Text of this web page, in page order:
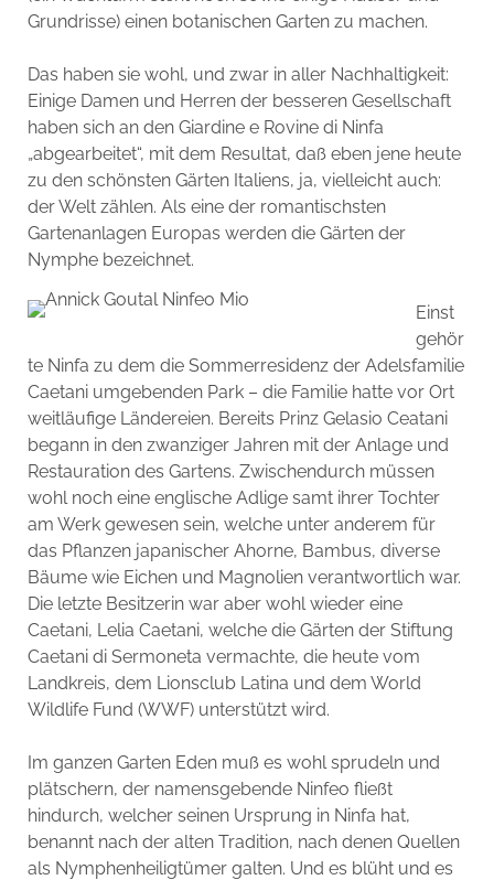
Grundrisse) einen botanischen Garten zu machen.
Das haben sie wohl, und zwar in aller Nachhaltigkeit:
Einige Damen und Herren der besseren Gesellschaft
haben sich an den Giardine e Rovine di Ninfa
„abgearbeitet“, mit dem Resultat, daß eben jene heute
zu den schönsten Gärten Italiens, ja, vielleicht auch:
der Welt zählen. Als eine der romantischsten
Gartenanlagen Europas werden die Gärten der
Nymphe bezeichnet.
Einst
gehör
te Ninfa zu dem die Sommerresidenz der Adelsfamilie
Caetani umgebenden Park – die Familie hatte vor Ort
weitläufige Ländereien. Bereits Prinz Gelasio Ceatani
begann in den zwanziger Jahren mit der Anlage und
Restauration des Gartens. Zwischendurch müssen
wohl noch eine englische Adlige samt ihrer Tochter
am Werk gewesen sein, welche unter anderem für
das Pflanzen japanischer Ahorne, Bambus, diverse
Bäume wie Eichen und Magnolien verantwortlich war.
Die letzte Besitzerin war aber wohl wieder eine
Caetani, Lelia Caetani, welche die Gärten der Stiftung
Caetani di Sermoneta vermachte, die heute vom
Landkreis, dem Lionsclub Latina und dem World
Wildlife Fund (WWF) unterstützt wird.
Im ganzen Garten Eden muß es wohl sprudeln und
plätschern, der namensgebende Ninfeo fließt
hindurch, welcher seinen Ursprung in Ninfa hat,
benannt nach der alten Tradition, nach denen Quellen
als Nymphenheiligtümer galten. Und es blüht und es